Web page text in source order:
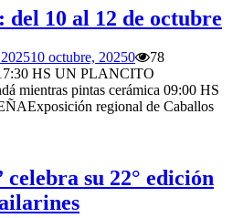
10 al 12 de octubre
10 octubre, 20250
78
HS UN PLANCITO
mientras pintas cerámica 09:00 HS
regional de Caballos
su 22° edición